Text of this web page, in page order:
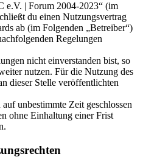
e.V. | Forum 2004-2023“ (im
du einen Nutzungsvertrag
ab (im Folgenden „Betreiber“)
Regelungen
nicht einverstanden bist, so
nutzen. Für die Nutzung des
dieser Stelle veröffentlichten
unbestimmte Zeit geschlossen
ohne Einhaltung einer Frist